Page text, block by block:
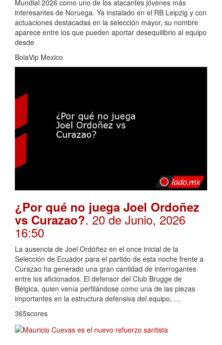
Mundial 2026 como uno de los atacantes jóvenes más
interesantes de Noruega. Ya instalado en el RB Leipzig y con
actuaciones destacadas en la selección mayor, su nombre
aparece entre los que pueden aportar desequilibrio al equipo
desde
BolaVip Mexico
¿Por qué no juega Joel Ordoñez
vs Curazao?. 20 de Junio, 2026
16:50
La ausencia de Joel Ordóñez en el once inicial de la
Selección de Ecuador para el partido de esta noche frente a
Curazao ha generado una gran cantidad de interrogantes
entre los aficionados. El defensor del Club Brugge de
Bélgica, quien venía perfilándose como una de las piezas
importantes en la estructura defensiva del equipo, …
365scores